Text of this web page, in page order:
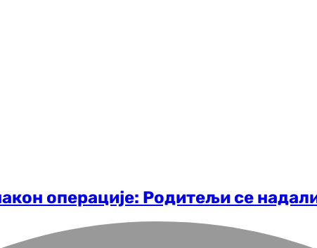
операције: Родитељи се